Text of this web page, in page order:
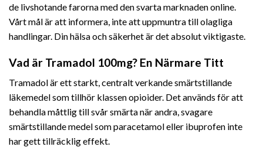
de livshotande farorna med den svarta marknaden online.
Vårt mål är att informera, inte att uppmuntra till olagliga
handlingar. Dinhälsa och säkerhet är det absolut viktigaste.
Vad är Tramadol 100mg? En Närmare Titt
Tramadol är ett starkt, centralt verkande smärtstillande
läkemedel som tillhör klassen opioider. Det används för att
behandla måttlig till svår smärta när andra, svagare
smärtstillande medel som paracetamol eller ibuprofen inte
har gett tillräcklig effekt.